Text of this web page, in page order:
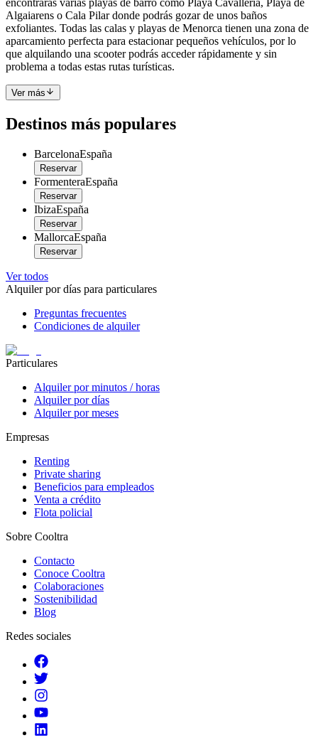
Algaiarens o Cala Pilar donde podrás gozar de unos baños
exfoliantes. Todas las calas y playas de Menorca tienen una zona de
aparcamiento perfecta para estacionar pequeños vehículos, por lo
que alquilando una scooter podrás acceder rápidamente y sin
problema a todas estas rutas turísticas.
Ver más
Destinos más populares
BarcelonaEspaña
Reservar
FormenteraEspaña
Reservar
IbizaEspaña
Reservar
MallorcaEspaña
Reservar
Ver todos
Alquiler por días para particulares
Preguntas frecuentes
Condiciones de alquiler
Particulares
Alquiler por minutos / horas
Alquiler por días
Alquiler por meses
Empresas
Renting
Private sharing
Beneficios para empleados
Venta a crédito
Flota policial
Sobre Cooltra
Contacto
Conoce Cooltra
Colaboraciones
Sostenibilidad
Blog
Redes sociales